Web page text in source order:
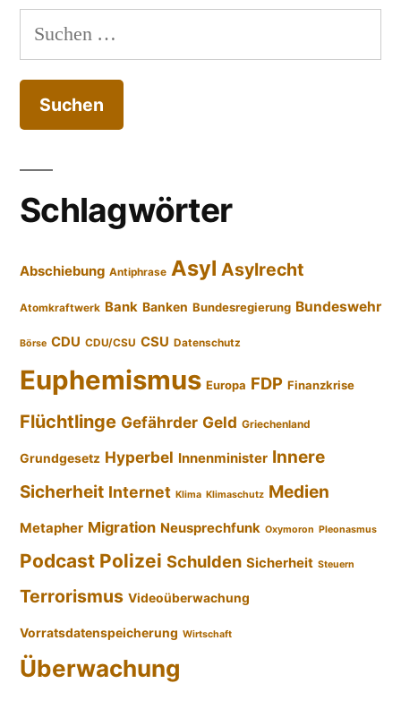
Suchen
nach:
Schlagwörter
Abschiebung Antiphrase Asyl Asylrecht
Atomkraftwerk Bank Banken Bundesregierung Bundeswehr
Börse CDU CDU/CSU CSU Datenschutz
Euphemismus Europa FDP Finanzkrise
Flüchtlinge Gefährder Geld Griechenland
Grundgesetz Hyperbel Innenminister Innere
Sicherheit Internet Klima Klimaschutz Medien
Metapher Migration Neusprechfunk Oxymoron Pleonasmus
Podcast Polizei Schulden Sicherheit Steuern
Terrorismus Videoüberwachung
Vorratsdatenspeicherung Wirtschaft
Überwachung